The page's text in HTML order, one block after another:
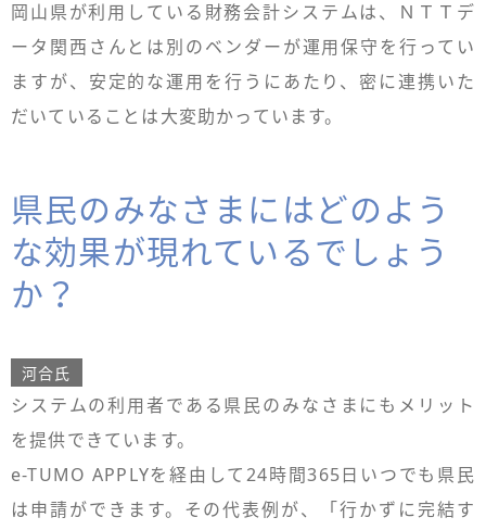
岡山県が利用している財務会計システムは、ＮＴＴデ
ータ関西さんとは別のベンダーが運用保守を行ってい
ますが、安定的な運用を行うにあたり、密に連携いた
だいていることは大変助かっています。
県民のみなさまにはどのよう
な効果が現れているでしょう
か？
河合氏
システムの利用者である県民のみなさまにもメリット
を提供できています。
e-TUMO APPLYを経由して24時間365日いつでも県民
は申請ができます。その代表例が、「行かずに完結す